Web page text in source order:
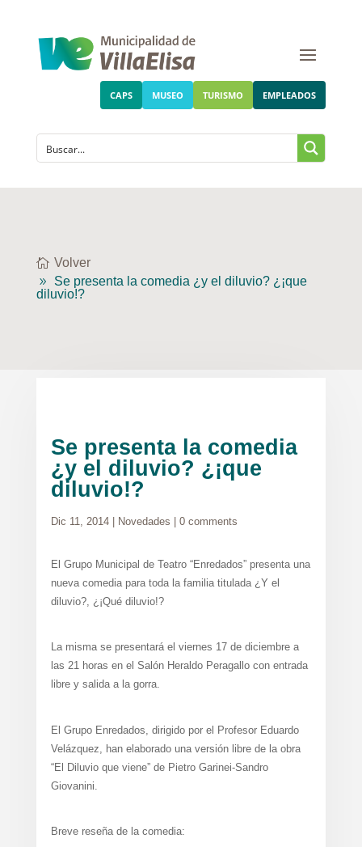
CAPS MUSEO TURISMO EMPLEADOS
Volver
Se presenta la comedia ¿y el diluvio? ¿¡que
diluvio!?
Se presenta la comedia
¿y el diluvio? ¿¡que
diluvio!?
Dic 11, 2014| Novedades 0 comments
El Grupo Municipal de Teatro “Enredados” presenta una
nueva comedia para toda la familia titulada ¿Y el
diluvio?, ¿¡Qué diluvio!?
La misma se presentará el viernes 17 de diciembre a
las 21 horas en el Salón Heraldo Peragallo con entrada
libre y salida a la gorra.
El Grupo Enredados, dirigido por el Profesor Eduardo
Velázquez, han elaborado una versión libre de la obra
“El Diluvio que viene” de Pietro Garinei-Sandro
Giovanini.
Breve reseña de la comedia: